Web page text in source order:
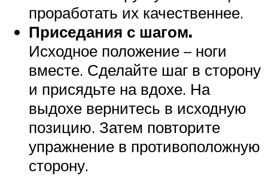
проработать их качественнее.
Приседания с шагом.
Исходное положение – ноги
вместе. Сделайте шаг в сторону
и присядьте на вдохе. На
выдохе вернитесь в исходную
позицию. Затем повторите
упражнение в противоположную
сторону.